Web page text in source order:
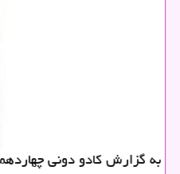
به گزارش كادو دونی